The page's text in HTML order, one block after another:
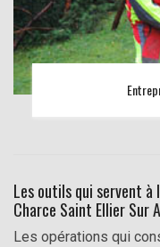
Les outils qui servent à
Charce Saint Ellier Sur
Les opérations qui